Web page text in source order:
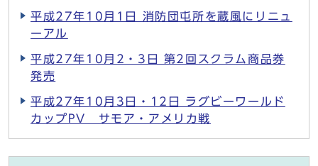
平成27年10月1日 消防団屯所を蔵風にリニュ
ーアル
平成27年10月2・3日 第2回スクラム商品券
発売
平成27年10月3日・12日 ラグビーワールド
カップPV サモア・アメリカ戦